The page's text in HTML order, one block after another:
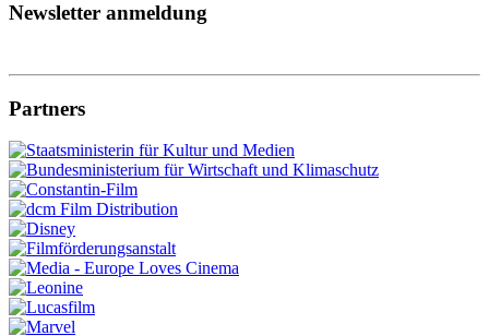
Newsletter anmeldung
Partners